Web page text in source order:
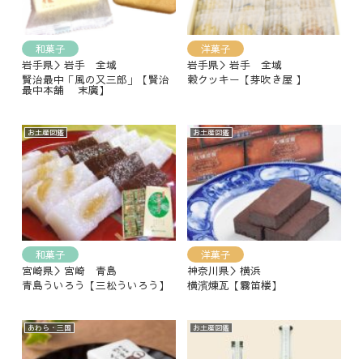
和菓子
岩手県＞岩手 全域
賢治最中「風の又三郎」【賢治
最中本舗 末廣】
洋菓子
岩手県＞岩手 全域
穀クッキー【芽吹き屋 】
お土産図鑑
和菓子
宮崎県＞宮崎 青島
青島ういろう【三松ういろう】
お土産図鑑
洋菓子
神奈川県＞横浜
横濱煉瓦【霧笛楼】
あわら・三国 お土産図鑑